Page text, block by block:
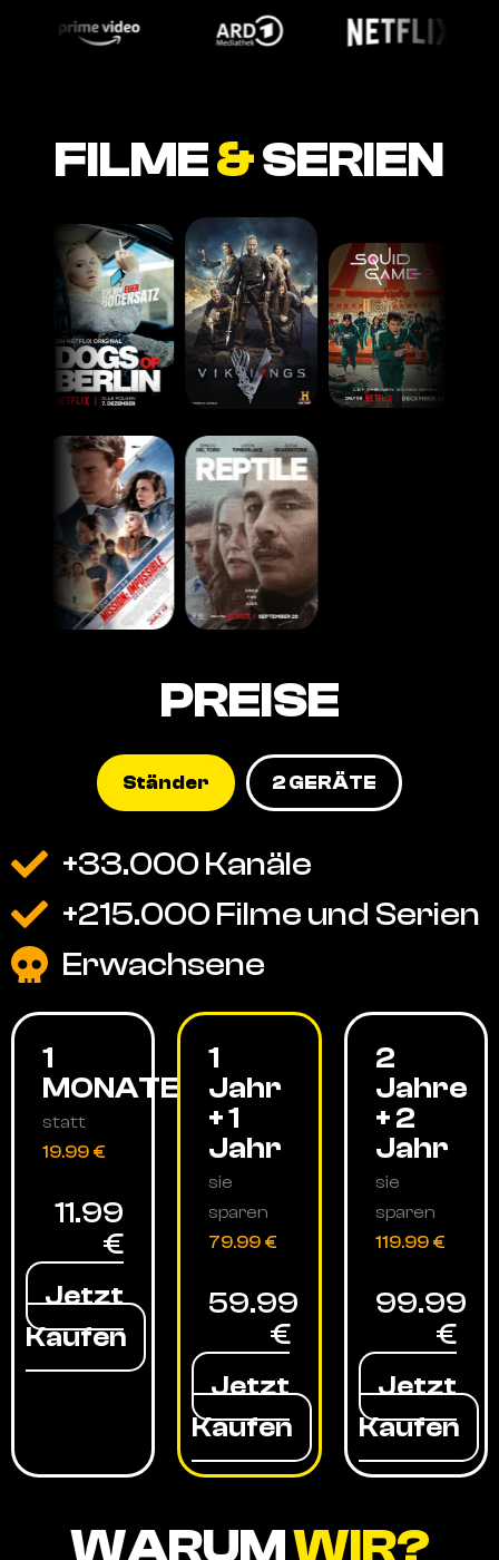
FILME&SERIEN
PREISE
Ständer 2 GERÄTE
+33.000 Kanäle
+215.000 Filme und Serien
Erwachsene
1
MONATE
statt
19.99 €
11.99
€
Jetzt
Kaufen
1
Jahr
+ 1
Jahr
sie
sparen
79.99 €
59.99
€
Jetzt
Kaufen
2
Jahre
+ 2
Jahr
sie
sparen
119.99 €
99.99
€
Jetzt
Kaufen
WARUMWIR?